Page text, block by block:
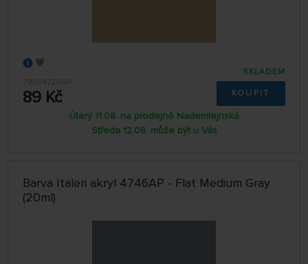
79504720AP
89 Kč
SKLADEM
KOUPIT
Úterý 11.08. na prodejně Nademlejnská
Středa 12.08. může být u Vás
Barva Italeri akryl 4746AP - Flat Medium Gray
(20ml)